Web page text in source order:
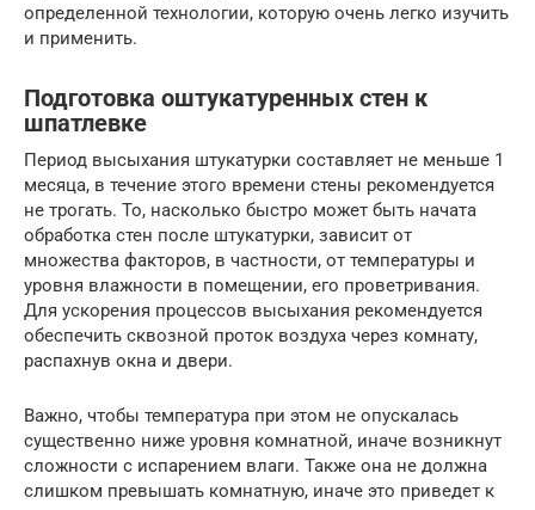
определенной технологии, которую очень легко изучить
и применить.
Подготовка оштукатуренных стен к
шпатлевке
Период высыхания штукатурки составляет не меньше 1
месяца, в течение этого времени стены рекомендуется
не трогать. То, насколько быстро может быть начата
обработка стен после штукатурки, зависит от
множества факторов, в частности, от температуры и
уровня влажности в помещении, его проветривания.
Для ускорения процессов высыхания рекомендуется
обеспечить сквозной проток воздуха через комнату,
распахнув окна и двери.
Важно, чтобы температура при этом не опускалась
существенно ниже уровня комнатной, иначе возникнут
сложности с испарением влаги. Также она не должна
слишком превышать комнатную, иначе это приведет к